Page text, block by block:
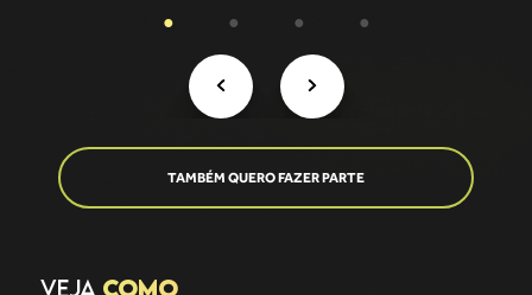
TAMBÉM QUERO FAZER PARTE
VEJA COMO